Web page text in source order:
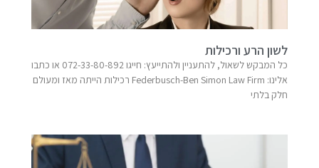
לשון הרע ורכילות
כל המבקש לשאול, להתעניין ולהתייעץ: חייגו 072-33-80-892 או כתבו
אלינו: Federbusch-Ben Simon Law Firm​ רכילות הייתה מאז ומעולם
חלק בלתי